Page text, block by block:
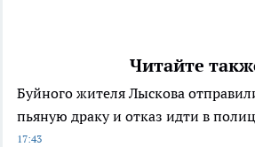
Читайте
Буйного жителя Лыскова
пьяную драку и отказ идти в
17:43